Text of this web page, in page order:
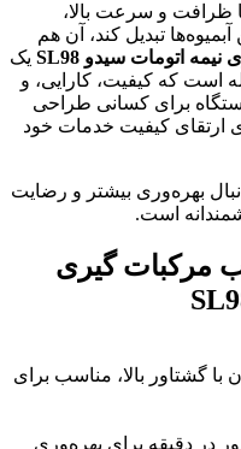
ظرافت و سرعت بالا،
تبدیل کند، آن هم
نیمه اتومات سیدو
یک
است که کیفیت، کارایی، و
برای کسانی طراحی
ارتقای کیفیت خدمات خود
بهره‌وری بیشتر و رضایت
مرکبات گیری
با گشتاور بالا، مناسب برای
با سرعت 1400 دور در دقیقه برای بهره‌وری